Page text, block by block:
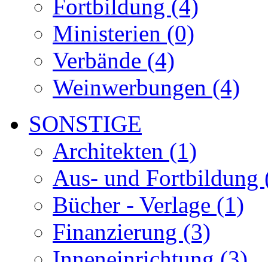
Fortbildung (4)
Ministerien (0)
Verbände (4)
Weinwerbungen (4)
SONSTIGE
Architekten (1)
Aus- und Fortbildung
Bücher - Verlage (1)
Finanzierung (3)